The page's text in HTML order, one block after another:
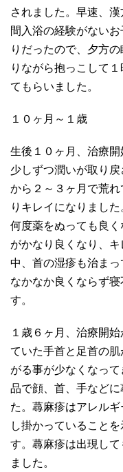
されました。早速、
間入浴の経験がない
りだったので、夕方
りながら抱っこして
てもらいました。
１０ヶ月～１歳
生後１０ヶ月、治療
少しずつ潤いが取り
から２～３ヶ月で荒
りキレイになりまし
何度薬をぬっても良
がかなり良くなり、
中、首の湿疹も治ま
なかなか良くならず
す。
１歳６ヶ月、治療開
ていた手首と足首の
がる事が少なくなっ
品で顔、首、手など
た。蕁麻疹はアレル
し掛かっていること
す。蕁麻疹は出現し
ました。